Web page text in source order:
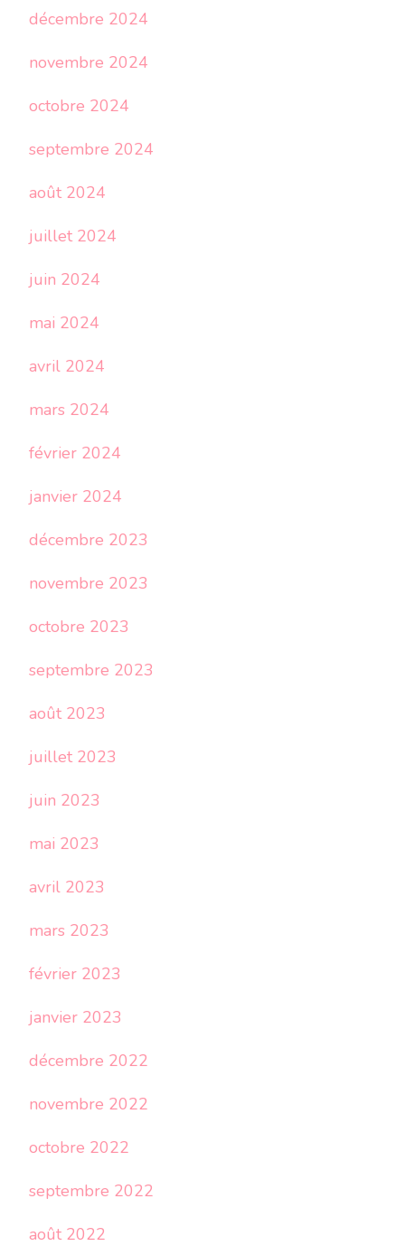
décembre 2024
novembre 2024
octobre 2024
septembre 2024
août 2024
juillet 2024
juin 2024
mai 2024
avril 2024
mars 2024
février 2024
janvier 2024
décembre 2023
novembre 2023
octobre 2023
septembre 2023
août 2023
juillet 2023
juin 2023
mai 2023
avril 2023
mars 2023
février 2023
janvier 2023
décembre 2022
novembre 2022
octobre 2022
septembre 2022
août 2022